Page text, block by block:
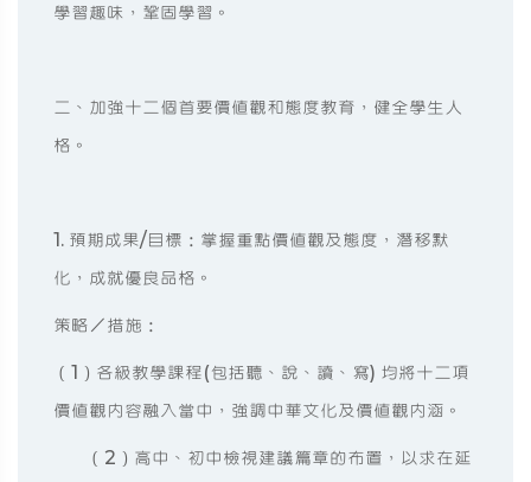
學習趣味，鞏固學習。
二、加強十二個首要價值觀和態度教育，健全學生人
格。
1. 預期成果/目標：掌握重點價值觀及態度，潛移默
化，成就優良品格。
策略／措施：
（1）各級教學課程(包括聽、說、讀、寫) 均將十二項
價值觀內容融入當中，強調中華文化及價值觀內涵。
（2）高中、初中檢視建議篇章的布置，以求在延